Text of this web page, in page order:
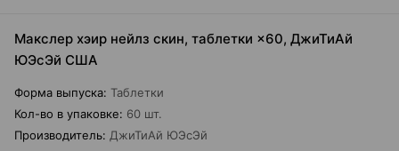
Макслер хэир нейлз скин, таблетки ×60, ДжиТиАй
ЮЭсЭй США
Форма выпуска: Таблетки
Кол-во в упаковке: 60 шт.
Производитель: ДжиТиАй ЮЭсЭй